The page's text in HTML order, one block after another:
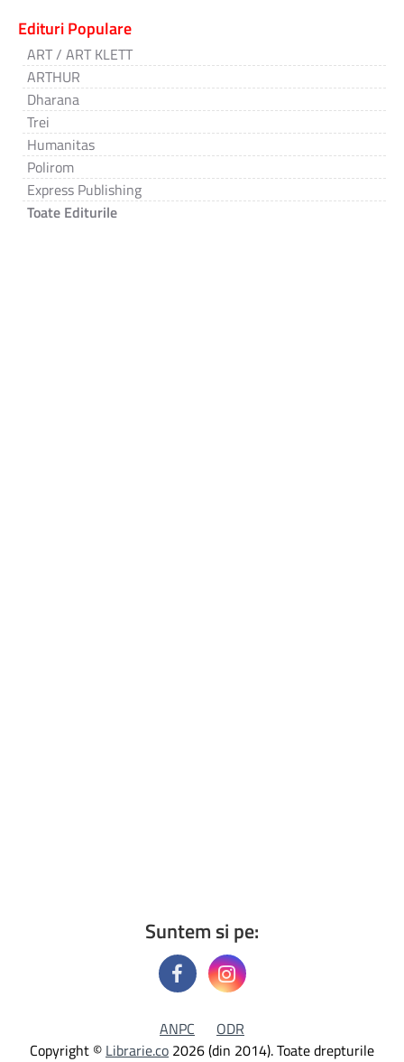
Edituri Populare
ART / ART KLETT
ARTHUR
Dharana
Trei
Humanitas
Polirom
Express Publishing
Toate Editurile
Suntem si pe:
ANPC
ODR
Copyright © Librarie.co 2026 (din 2014). Toate drepturile